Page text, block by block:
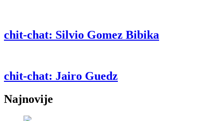
chit-chat: Silvio Gomez Bibika
chit-chat: Jairo Guedz
Najnovije